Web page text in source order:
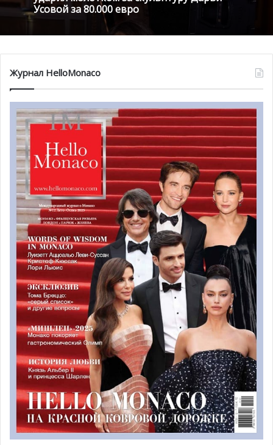
Первый зал выставки посвящен пейзажам, здесь можно
увидеть написанные маслом работы Писсарро и Сислея.
Немного дальше, в этом же зале, расположены картины
Эдварда Мунка, которые долгое время хранились в
частной коллекции. Последняя и, пожалуй, самая
впечатляющая часть экспозиции показывает несколько
эксклюзивных работ Пикассо. Полотна раскрывают так
называемый французский период испанского
изобразительного искусства. Тогда художник жил на
Монмартре в Париже и обменивался полотнами со
своим другом Ван Донгеном. Так, Пикассо подарил ему
немало известную картину «Jeune garçon nu à cheval»,
которая будет также представлена в галерее «Moretti
Fine Arts».
Интересно то, что под слоем масляной краски
проглядываются лица, которые были нарисованы до
этого. Объясняют такой курьёз тем, что Пабло Пикассо
повторно использовал полотна, когда не мог позволить
себе купить новые. Кто знал, что спустя столетие его
работы будут оцениваться в несколько миллионов евро!
Усовой за 80.000 евро
Журнал HelloMonaco